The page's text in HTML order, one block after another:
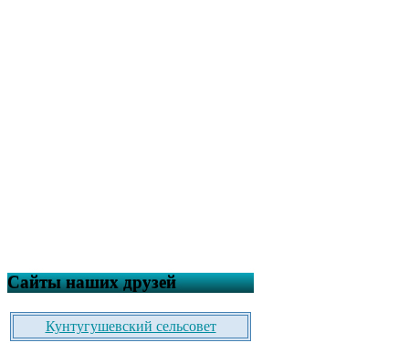
Сайты наших друзей
Кунтугушевский сельсовет